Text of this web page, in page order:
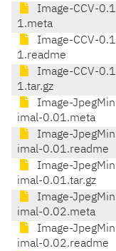
Image-CCV-0.1
1.meta
Image-CCV-0.1
1.readme
Image-CCV-0.1
1.tar.gz
Image-JpegMin
imal-0.01.meta
Image-JpegMin
imal-0.01.readme
Image-JpegMin
imal-0.01.tar.gz
Image-JpegMin
imal-0.02.meta
Image-JpegMin
imal-0.02.readme